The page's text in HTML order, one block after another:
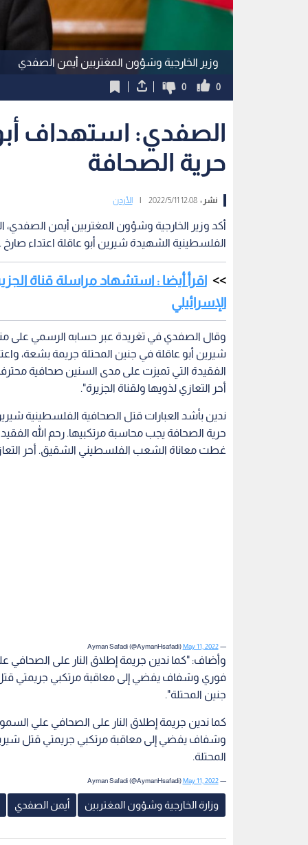
وزير الخارجية وشؤون المغتربين أيمن الصفدي
0
0
الصفدي: استهداف
حرية الصحافة
نشر :12:08 2022/5/11 الأردن
أكد وزير الخارجية وشؤون المغتربين أيمن الصفدي،
الفلسطينية الشهيدة شيرين أبو عاقلة اعتداء
اقرأ أيضا : استشهاد مراسلة قناة
الإسرائيلي
وقال الصفدي في تغريدة عبر حسابه الرسمي على
شيرين أبو عاقلة في جنين المحتلة جريمة بشعة،
الفقيدة التي تميزت على مدى السنين صحافية
أحر التعازي لذويها ولقناة الجزيرة".
ندين بأشد العبارات قتل الصحافية الفلسطينية
حرية الصحافة يجب محاسبة مرتكبيها. رحم الله
غطت معاناة الشعب الفلسطيني الشقيق. أحر
— Ayman Safadi (@AymanHsafadi)
May 11, 2022
وأضاف: "كما ندين جريمة إطلاق النار على
فوري وشفاف يفضي إلى معاقبة مرتكبي جريمتي قتل
جنين المحتلة".
كما ندين جريمة إطلاق النار على الصحافي علي
وشفاف يفضي إلى معاقبة مرتكبي جريمتي قتل
المحتلة.
— Ayman Safadi (@AymanHsafadi)
May 11, 2022
وزارة الخارجية وشؤون المغتربين أيمن الصفدي